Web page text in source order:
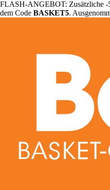
FLASH-ANGEBOT: Zusätzliche -
dem Code BASKET5.